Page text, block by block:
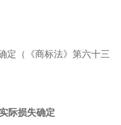
定（《商标法》第六十三
际损失确定